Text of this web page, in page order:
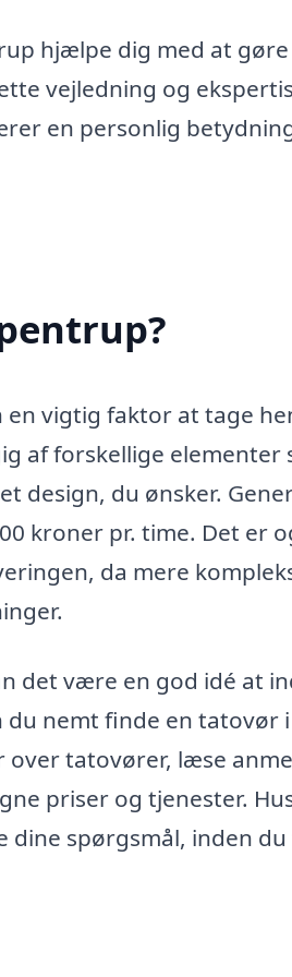
hjælpe dig med at
vejledning og
en personlig
vigtig faktor at tage
af forskellige elementer
design, du ønsker.
kroner pr. time. Det er
da mere
det være en god idé at
du nemt finde en tatovør
over tatovører, læse
priser og tjenester.
dine spørgsmål, inden